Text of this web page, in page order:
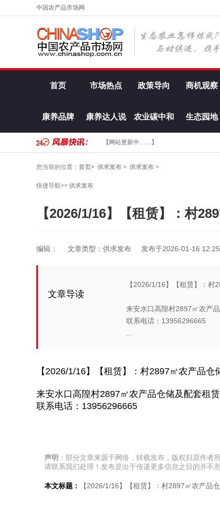
中国农产品市场网
首页 市场热点 政策导向 商机观察
康养品牌 康养达人说 农业碳中和 生态园地
【网站更新中……】
您当前的位置： 首页> 供求发布 > 供求发布 >
快捷导航>> 供求发布
【2026/1/16】【租赁】：村
编辑： 文章类型：供求发布 发布于2026-01-16
文章导读
【2026/1/16】【租赁】：村
来安水口高隍村2897㎡农产
联系电话：13956296665
...
【2026/1/16】【租赁】：村2897㎡农产品仓
来安水口高隍村2897㎡农产品仓储及配套租赁
联系电话：13956296665
声明 ：部分文章来源于网络，转载发布，版权归原作者
请联系我们处理！发布是出于传递更多信息之目的并不
本文标题： 【2026/1/16】【租赁】：村2897㎡农产品